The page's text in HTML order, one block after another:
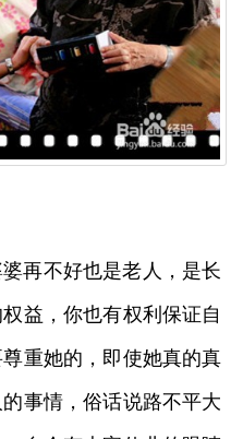
再不好也是老人，是长
益，你也有权利保证自
重她的，即使她真的真
事情，俗话说路不平大